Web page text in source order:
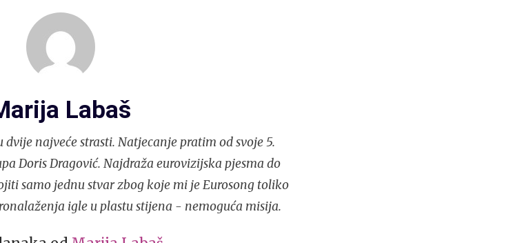
Labaš
najveće strasti. Natjecanje pratim od svoje 5.
Doris Dragović. Najdraža eurovizijska pjesma do
samo jednu stvar zbog koje mi je Eurosong toliko
igle u plastu stijena - nemoguća misija.